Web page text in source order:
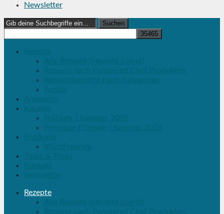
Newsletter
Search
for:
Rezepte